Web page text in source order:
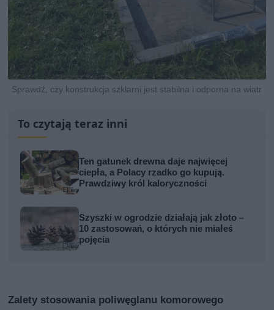
Sprawdź, czy konstrukcja szklarni jest stabilna i odporna na wiatr
To czytają teraz inni
Ten gatunek drewna daje najwięcej
ciepła, a Polacy rzadko go kupują.
Prawdziwy król kaloryczności
Szyszki w ogrodzie działają jak złoto –
10 zastosowań, o których nie miałeś
pojęcia
Zalety stosowania poliwęglanu komorowego